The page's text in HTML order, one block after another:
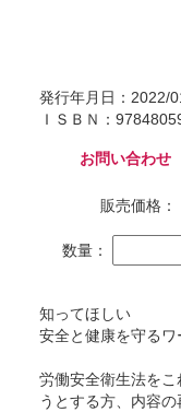
発行年月日：2022/
ＩＳＢＮ：
お問い合わせ
販売価格：
数量：
知ってほしい
安全と健康を守るワ
労働安全衛生法を
うとする方、内容